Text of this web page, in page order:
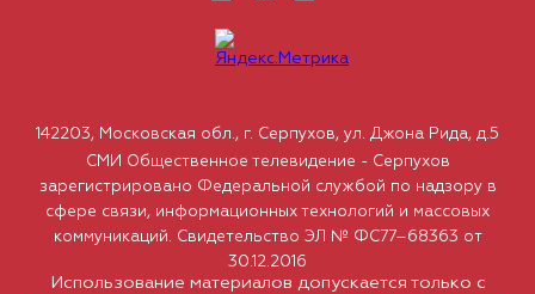
Использование материалов допускается только с
142203, Московская обл., г. Серпухов, ул. Джона Рида, д.5
СМИ Общественное телевидение - Серпухов
зарегистрировано Федеральной службой по надзору в
сфере связи, информационных технологий и массовых
коммуникаций. Свидетельство ЭЛ № ФС77–68363 от
30.12.2016